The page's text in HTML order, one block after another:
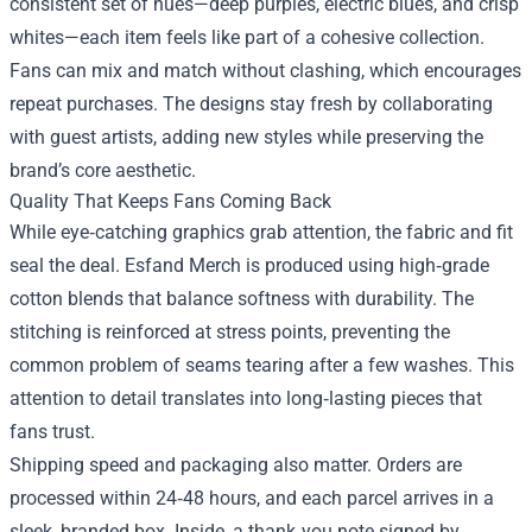
whites—each item feels like part of a cohesive collection.
Fans can mix and match without clashing, which encourages
repeat purchases. The designs stay fresh by collaborating
with guest artists, adding new styles while preserving the
brand’s core aesthetic.
Quality That Keeps Fans Coming Back
While eye‑catching graphics grab attention, the fabric and fit
seal the deal. Esfand Merch is produced using high‑grade
cotton blends that balance softness with durability. The
stitching is reinforced at stress points, preventing the
common problem of seams tearing after a few washes. This
attention to detail translates into long‑lasting pieces that
fans trust.
Shipping speed and packaging also matter. Orders are
processed within 24‑48 hours, and each parcel arrives in a